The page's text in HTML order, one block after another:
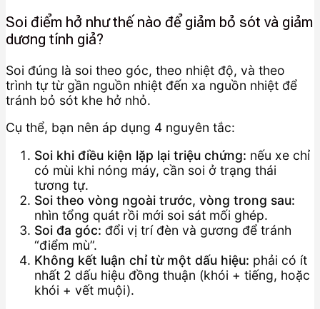
Soi điểm hở như thế nào để giảm bỏ sót và giảm
dương tính giả?
Soi đúng là soi theo góc, theo nhiệt độ, và theo
trình tự từ gần nguồn nhiệt đến xa nguồn nhiệt để
tránh bỏ sót khe hở nhỏ.
Cụ thể, bạn nên áp dụng 4 nguyên tắc:
Soi khi điều kiện lặp lại triệu chứng: nếu xe chỉ
có mùi khi nóng máy, cần soi ở trạng thái
tương tự.
Soi theo vòng ngoài trước, vòng trong sau:
nhìn tổng quát rồi mới soi sát mối ghép.
Soi đa góc: đổi vị trí đèn và gương để tránh
“điểm mù”.
Không kết luận chỉ từ một dấu hiệu: phải có ít
nhất 2 dấu hiệu đồng thuận (khói + tiếng, hoặc
khói + vết muội).